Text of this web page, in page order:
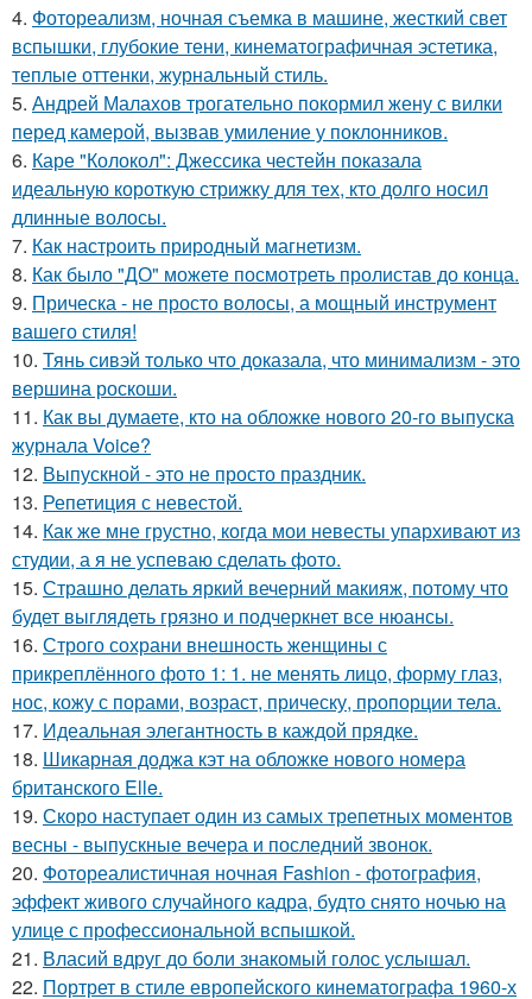
4. Фотореализм, ночная съемка в машине, жесткий свет
вспышки, глубокие тени, кинематографичная эстетика,
теплые оттенки, журнальный стиль.
5. Андрей Малахов трогательно покормил жену с вилки
перед камерой, вызвав умиление у поклонников.
6. Каре "Колокол": Джессика честейн показала
идеальную короткую стрижку для тех, кто долго носил
длинные волосы.
7. Как настроить природный магнетизм.
8. Как было "ДО" можете посмотреть пролистав до конца.
9. Прическа - не просто волосы, а мощный инструмент
вашего стиля!
10. Тянь сивэй только что доказала, что минимализм - это
вершина роскоши.
11. Как вы думаете, кто на обложке нового 20-го выпуска
журнала Voice?
12. Выпускной - это не просто праздник.
13. Репетиция с невестой.
14. Как же мне грустно, когда мои невесты упархивают из
студии, а я не успеваю сделать фото.
15. Страшно делать яркий вечерний макияж, потому что
будет выглядеть грязно и подчеркнет все нюансы.
16. Строго сохрани внешность женщины с
прикреплённого фото 1: 1. не менять лицо, форму глаз,
нос, кожу с порами, возраст, прическу, пропорции тела.
17. Идеальная элегантность в каждой прядке.
18. Шикарная доджа кэт на обложке нового номера
британского Elle.
19. Скоро наступает один из самых трепетных моментов
весны - выпускные вечера и последний звонок.
20. Фотореалистичная ночная Fashion - фотография,
эффект живого случайного кадра, будто снято ночью на
улице с профессиональной вспышкой.
21. Власий вдруг до боли знакомый голос услышал.
22. Портрет в стиле европейского кинематографа 1960-х